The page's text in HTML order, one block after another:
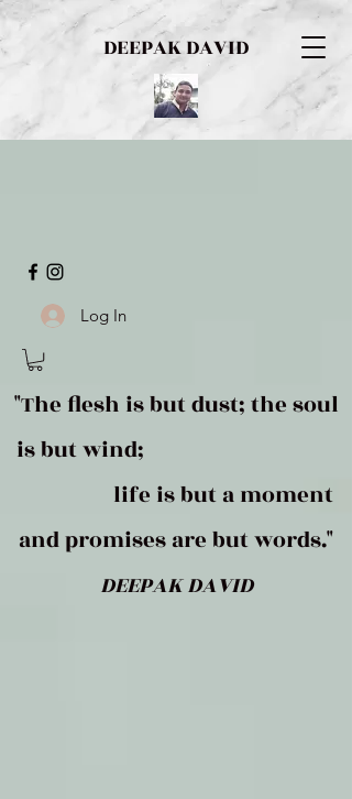
DEEPAK DAVID
Log In
"The flesh is but dust; the soul
is but wind;
life is but a moment
and promises are but words."
DEEPAK DAVID